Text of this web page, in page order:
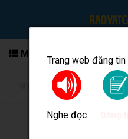
Trang web đăng tin
Nghe đọc
MENU